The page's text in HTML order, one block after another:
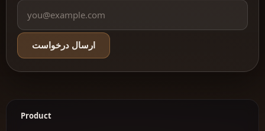
ارسال درخواست
Product